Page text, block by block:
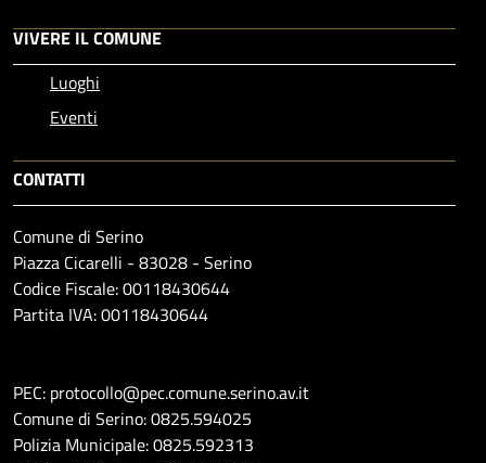
VIVERE IL COMUNE
Luoghi
Eventi
CONTATTI
Comune di Serino
Piazza Cicarelli - 83028 - Serino
Codice Fiscale: 00118430644
Partita IVA: 00118430644
PEC: protocollo@pec.comune.serino.av.it
Comune di Serino: 0825.594025
Polizia Municipale: 0825.592313